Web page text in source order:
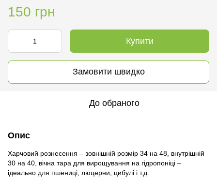
150 грн
Купити
Замовити швидко
До обраного
Опис
Харчовий рознесення – зовнішній розмір 34 на 48, внутрішній
30 на 40, вічна тара для вирощування на гідропоніці –
ідеально для пшениці, люцерни, цибулі і т.д.